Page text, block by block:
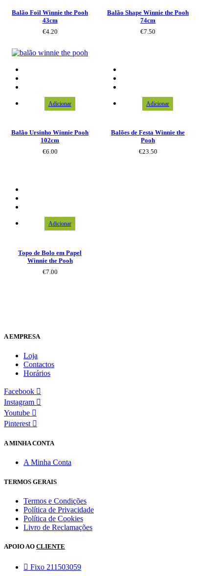
Balão Foil Winnie the Pooh
43cm
€4.20
Balão Shape Winnie the Pooh
74cm
€7.50
Adicionar
Balão Ursinho Winnie Pooh
102cm
€6.00
Adicionar
Balões de Festa Winnie the
Pooh
€23.50
Adicionar
Topo de Bolo em Papel
Winnie the Pooh
€7.00
A EMPRESA
Loja
Contactos
Horários
Facebook
Instagram
Youtube
Pinterest
A MINHA CONTA
A Minha Conta
TERMOS GERAIS
Termos e Condições
Política de Privacidade
Política de Cookies
Livro de Reclamações
APOIO AO CLIENTE
Fixo 211503059